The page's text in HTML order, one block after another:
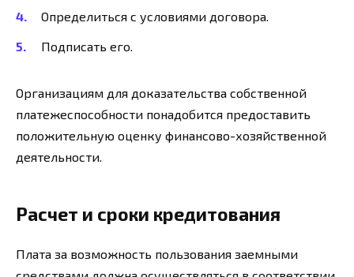
Определиться с условиями договора.
Подписать его.
Организациям для доказательства собственной
платежеспособности понадобится предоставить
положительную оценку финансово-хозяйственной
деятельности.
Расчет и сроки кредитования
Плата за возможность пользования заемными